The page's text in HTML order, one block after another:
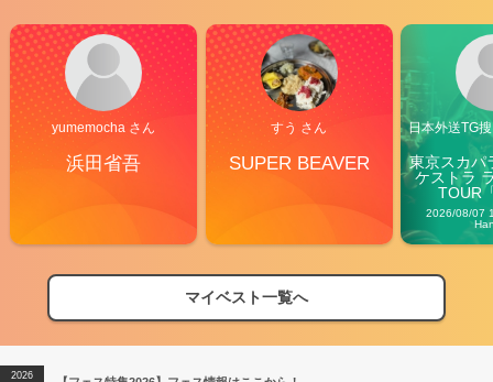
yumemocha さん
浜田省吾
すう さん
SUPER BEAVER
日本外送TG
東京スカパ
ケストラ
TOUR
2026/08/07
マイベスト一覧へ
【フェス特集2026】フェス情報はここから！
【ライブ動員ランキング】2026年上半期編発表！
2026